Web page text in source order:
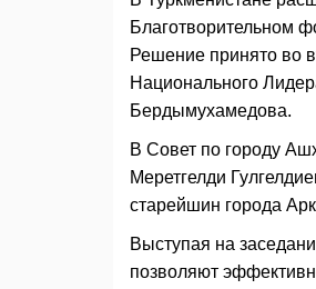
Благотворительном
Решение принято во
Национального
Бердымухамедова.
В Совет по городу
Меретгелди
старейшин города
Выступая на
позволяют